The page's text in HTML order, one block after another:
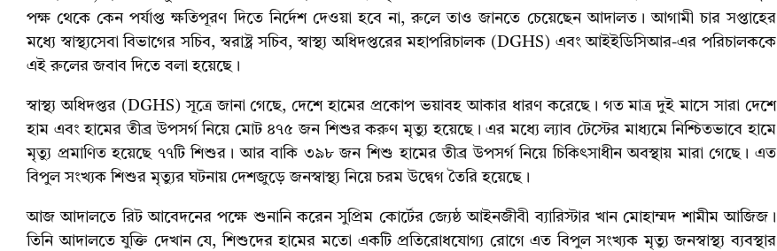
পক্ষ থেকে কেন পর্যাপ্ত ক্ষতিপূরণ দিতে নির্দেশ দেওয়া হবে না, রুলে তাও জানতে চেয়েছেন আদালত। আগামী চার সপ্তাহের
মধ্যে স্বাস্থ্যসেবা বিভাগের সচিব, স্বরাষ্ট্র সচিব, স্বাস্থ্য অধিদপ্তরের মহাপরিচালক (DGHS) এবং আইইডিসিআর-এর পরিচালককে
এই রুলের জবাব দিতে বলা হয়েছে।
স্বাস্থ্য অধিদপ্তর (DGHS) সূত্রে জানা গেছে, দেশে হামের প্রকোপ ভয়াবহ আকার ধারণ করেছে। গত মাত্র দুই মাসে সারা দেশে
হাম এবং হামের তীব্র উপসর্গ নিয়ে মোট ৪৭৫ জন শিশুর করুণ মৃত্যু হয়েছে। এর মধ্যে ল্যাব টেস্টের মাধ্যমে নিশ্চিতভাবে হামে
মৃত্যু প্রমাণিত হয়েছে ৭৭টি শিশুর। আর বাকি ৩৯৮ জন শিশু হামের তীব্র উপসর্গ নিয়ে চিকিৎসাধীন অবস্থায় মারা গেছে। এত
বিপুল সংখ্যক শিশুর মৃত্যুর ঘটনায় দেশজুড়ে জনস্বাস্থ্য নিয়ে চরম উদ্বেগ তৈরি হয়েছে।
আজ আদালতে রিট আবেদনের পক্ষে শুনানি করেন সুপ্রিম কোর্টের জ্যেষ্ঠ আইনজীবী ব্যারিস্টার খান মোহাম্মদ শামীম আজিজ।
তিনি আদালতে যুক্তি দেখান যে, শিশুদের হামের মতো একটি প্রতিরোধযোগ্য রোগে এত বিপুল সংখ্যক মৃত্যু জনস্বাস্থ্য ব্যবস্থার